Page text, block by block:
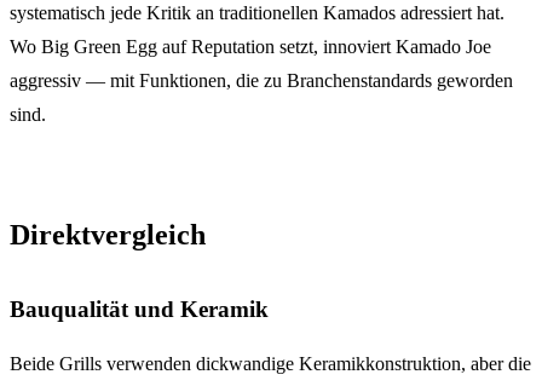
systematisch jede Kritik an traditionellen Kamados adressiert hat.
Wo Big Green Egg auf Reputation setzt, innoviert Kamado Joe
aggressiv — mit Funktionen, die zu Branchenstandards geworden
sind.
Direktvergleich
Bauqualität und Keramik
Beide Grills verwenden dickwandige Keramikkonstruktion, aber die